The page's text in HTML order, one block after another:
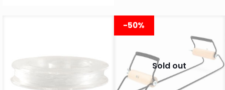
-50%
Sold out